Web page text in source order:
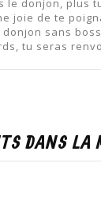
joie de te
sans
tu seras
DANS LA